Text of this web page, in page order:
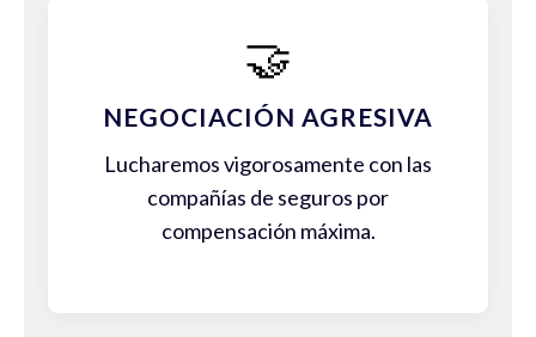
🤝
NEGOCIACIÓN AGRESIVA
Lucharemos vigorosamente con las
compañías de seguros por
compensación máxima.